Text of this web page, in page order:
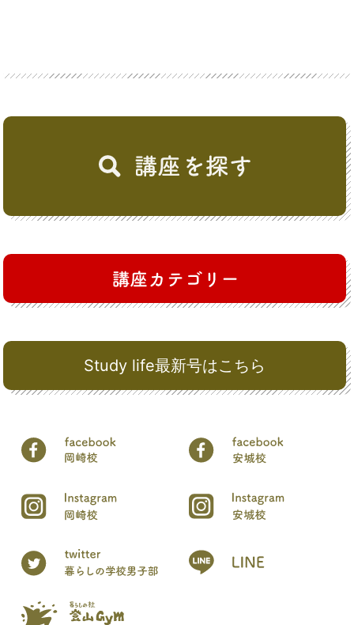
Study life最新号はこちら